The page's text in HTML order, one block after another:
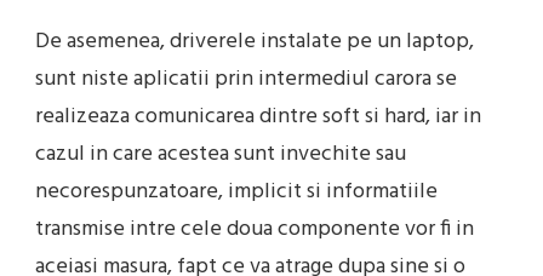
De asemenea, driverele instalate pe un laptop,
sunt niste aplicatii prin intermediul carora se
realizeaza comunicarea dintre soft si hard, iar in
cazul in care acestea sunt invechite sau
necorespunzatoare, implicit si informatiile
transmise intre cele doua componente vor fi in
aceiasi masura, fapt ce va atrage dupa sine si o